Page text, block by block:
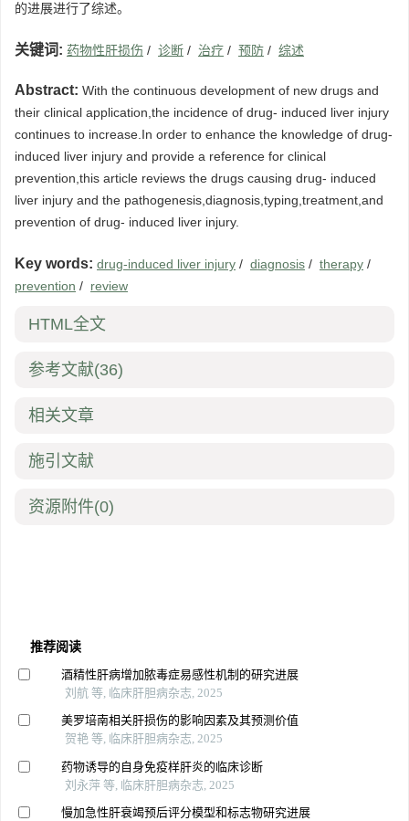
的进展进行了综述。
关键词: 药物性肝损伤 / 诊断 / 治疗 / 预防 / 综述
Abstract: With the continuous development of new drugs and
their clinical application,the incidence of drug- induced liver injury
continues to increase.In order to enhance the knowledge of drug-
induced liver injury and provide a reference for clinical
prevention,this article reviews the drugs causing drug- induced
liver injury and the pathogenesis,diagnosis,typing,treatment,and
prevention of drug- induced liver injury.
Key words: drug-induced liver injury / diagnosis / therapy /
prevention / review
HTML全文
参考文献(36)
相关文章
施引文献
资源附件(0)
推荐阅读
酒精性肝病增加脓毒症易感性机制的研究进展
刘航 等, 临床肝胆病杂志, 2025
美罗培南相关肝损伤的影响因素及其预测价值
贺艳 等, 临床肝胆病杂志, 2025
药物诱导的自身免疫样肝炎的临床诊断
刘永萍 等, 临床肝胆病杂志, 2025
慢加急性肝衰竭预后评分模型和标志物研究进展